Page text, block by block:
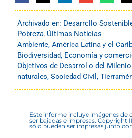
Archivado en: Desarrollo
Pobreza, Últimas Noticias
Ambiente, América Latina y el
Biodiversidad, Economía y
Objetivos de Desarrollo del Milenio
naturales, Sociedad Civil ,
Este informe incluye imágenes de
ser bajadas e impresas. Copyright
sólo pueden ser impresas junto